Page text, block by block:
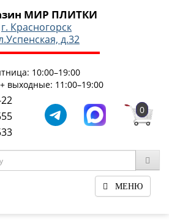
МИР ПЛИТКИ
г. Красногорск
д.32
10:00–19:00
выходные: 11:00–19:00
0
МЕНЮ